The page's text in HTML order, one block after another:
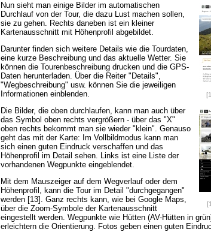
Nun sieht man einige Bilder im automatischen
Durchlauf von der Tour, die dazu Lust machen sollen,
sie zu gehen. Rechts daneben ist ein kleiner
Kartenausschnitt mit Höhenprofil abgebildet.
Darunter finden sich weitere Details wie die Tourdaten,
eine kurze Beschreibung und das aktuelle Wetter. Sie
können die Tourenbeschreibung drucken und die GPS-
Daten herunterladen. Über die Reiter "Details",
"Wegbeschreibung" usw. können Sie die jeweiligen
Informationen einblenden.
Die Bilder, die oben durchlaufen, kann man auch über
das Symbol oben rechts vergrößern - über das "X"
oben rechts bekommt man sie wieder "klein". Genauso
geht das mit der Karte: Im Vollbildmodus kann man
sich einen guten Eindruck verschaffen und das
Höhenprofil im Detail sehen. Links ist eine Liste der
vorhandenen Wegpunkte eingeblendet.
Mit dem Mauszeiger auf dem Wegverlauf oder dem
Höhenprofil, kann die Tour im Detail "durchgegangen"
werden [13]. Ganz rechts kann, wie bei Google Maps,
über die Zoom-Symbole der Kartenausschnitt
eingestellt werden. Wegpunkte wie Hütten (AV-Hütten in
erleichtern die Orientierung. Fotos geben einen guten